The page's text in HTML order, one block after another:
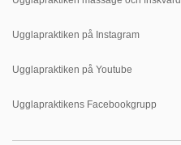
Ugglapraktiken på Instagram
Ugglapraktiken på Youtube
Ugglapraktikens Facebookgrupp